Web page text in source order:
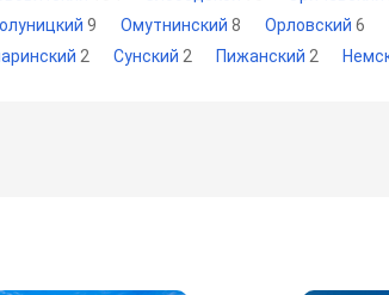
9 Омутнинский 8 Орловский 6
2 Сунский 2 Пижанский 2